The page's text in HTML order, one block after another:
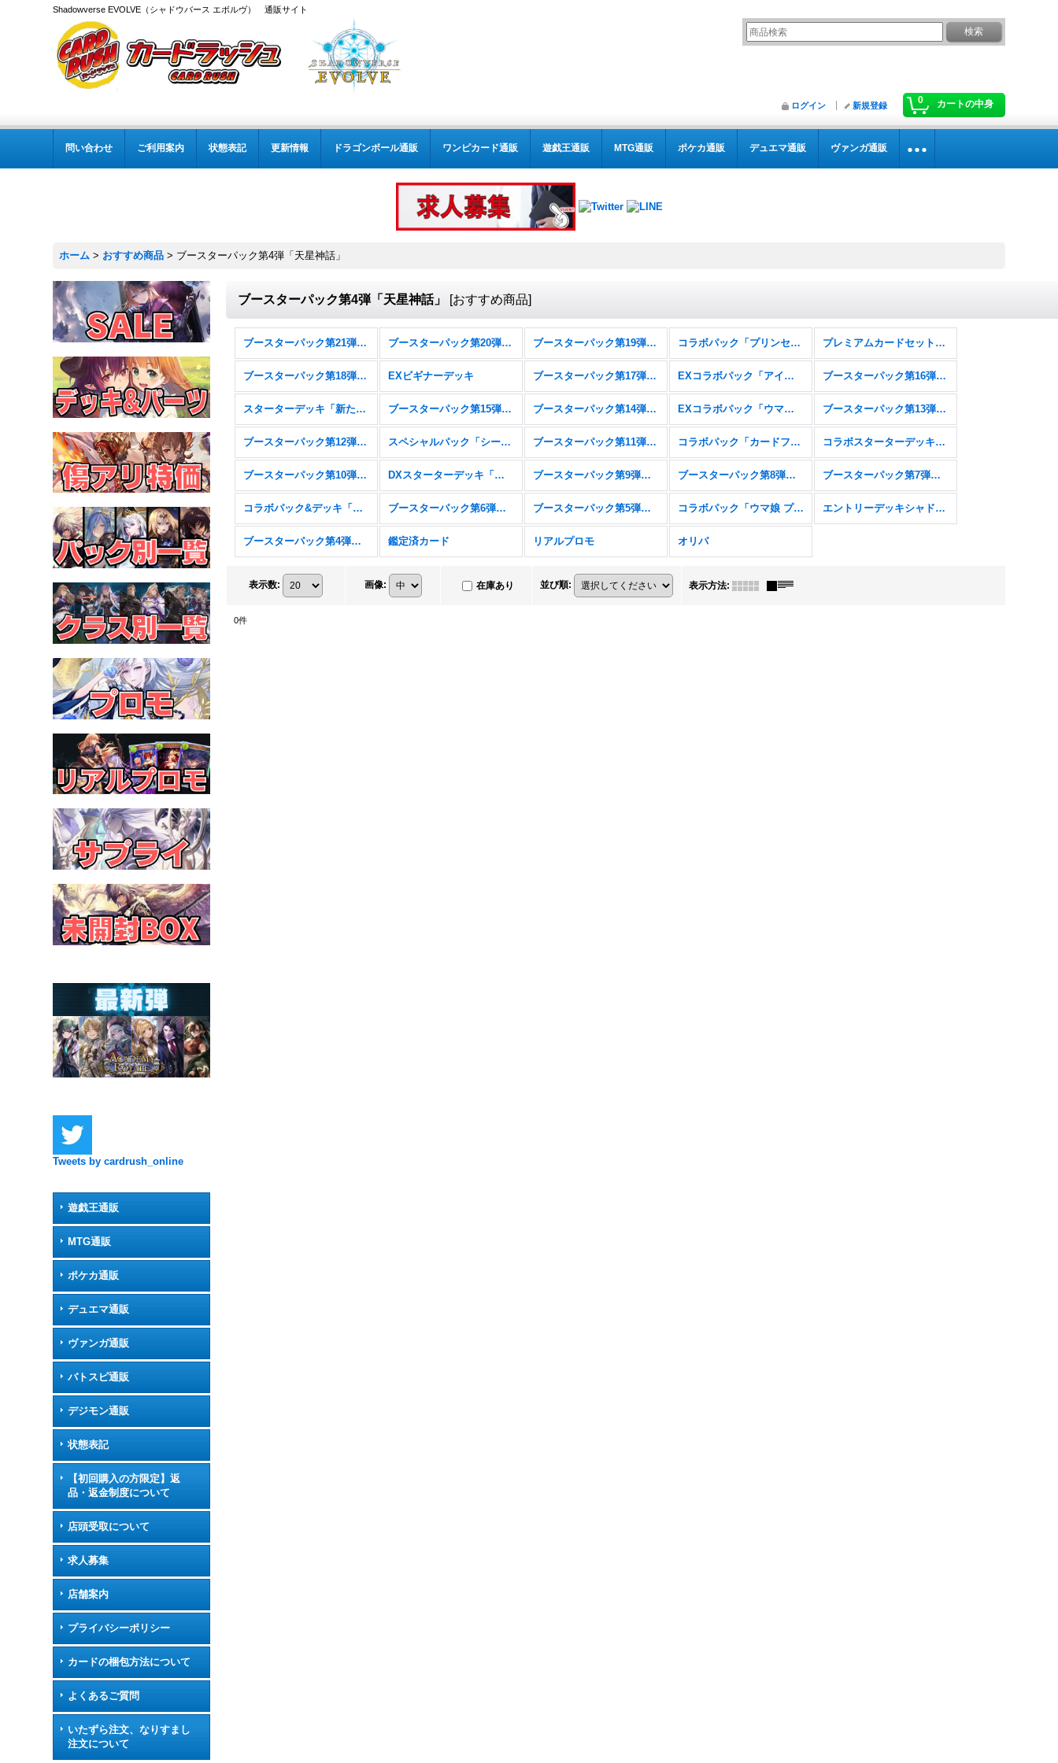
Shadowverse EVOLVE（シャドウバース エボルヴ） 通販サイト
0 カートの中身
ログイン 新規登録
問い合わせ ご利用案内 状態表記 更新情報 ドラゴンボール通販 ワンピカード通販 遊戯王通販 MTG通販 ポケカ通販 デュエマ通販 ヴァンガ通販
ホーム > おすすめ商品 > ブースターパック第4弾「天星神話」
Tweets by cardrush_online
遊戯王通販
MTG通販
ポケカ通販
デュエマ通販
ヴァンガ通販
バトスピ通販
デジモン通販
状態表記
【初回購入の方限定】返
品・返金制度について
店頭受取について
求人募集
店舗案内
プライバシーポリシー
カードの梱包方法について
よくあるご質問
いたずら注文、なりすまし
注文について
ブースターパック第4弾「天星神話」 [おすすめ商品]
ブースターパック第21弾「Academy Royale/アカデミー・ロワイヤル」 ブースターパック第20弾「絶傑を継ぐ者」 ブースターパック第19弾「天魔八虐」 コラボパック「プリンセスコネクト！Re:Dive」 プレミアムカードセット「プリンセスコネクト！Re:Dive」
ブースターパック第18弾「新約都市・透京」 EXビギナーデッキ ブースターパック第17弾「ConvergentDestinies/コンヴァージェント・ディスティニー」 EXコラボパック「アイドルマスター シンデレラガールズ」 ブースターパック第16弾「新たなる創世」
スターターデッキ「新たなる戦場」「燃え尽きぬ炎」 ブースターパック第15弾「絶傑の試練」 ブースターパック第14弾「夢幻の饗宴」 EXコラボパック「ウマ娘 プリティーダービー」 ブースターパック第13弾「暗黒降誕」
ブースターパック第12弾「黒鉄の侵略者」 スペシャルパック「シーサイド・メモリーズ」 ブースターパック第11弾「宿命の弾丸」 コラボパック「カードファイト!! ヴァンガード」 コラボスターターデッキ「聖域の騎士団」「黙示録の炎」
ブースターパック第10弾「Gods of the Arcana」 DXスターターデッキ「学院に咲く双華」「武なる雷鳴」 ブースターパック第9弾「光影の二重奏」 ブースターパック第8弾「次元混沌」 ブースターパック第7弾「森羅鋼鉄」
コラボパック&デッキ「アイドルマスター シンデレラガールズ」 ブースターパック第6弾「絶対なる覇者」 ブースターパック第5弾「永劫なる絶傑」 コラボパック「ウマ娘 プリティーダービー」 エントリーデッキシャドウバースＦ
ブースターパック第4弾「天星神話」 鑑定済カード リアルプロモ オリパ
表示数: 画像: 在庫あり 並び順: 表示方法:
0件